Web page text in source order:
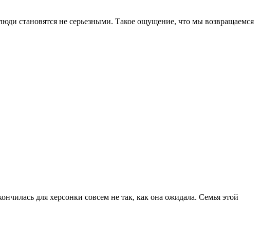
становятся не серьезными. Такое ощущение, что мы возвращаемся
для херсонки совсем не так, как она ожидала. Семья этой